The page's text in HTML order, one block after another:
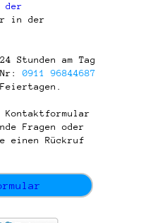
der
in der
Stunden am Tag
Nr:0911 96844687
Kontaktformular
Fragen oder
einen Rückruf